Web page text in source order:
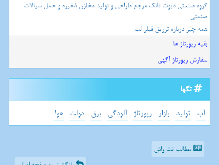
گروه صنعتی دپوت تانک مرجع طراحی و تولید مخازن ذخیره و حمل سیالات
صنعتی
همه چیز درباره تزریق فیلر لب
بقیه رپورتاژ ها
سفارش رپورتاژ آگهی
تگها
آب تولید بازار رپورتاژ آلودگی برق دولت هوا
مطالب نت واش